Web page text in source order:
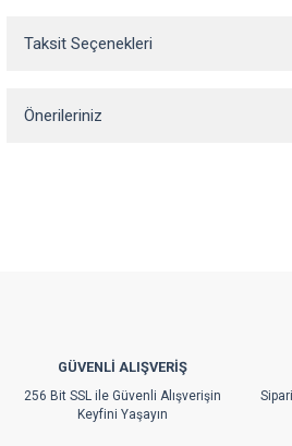
Taksit Seçenekleri
Önerileriniz
Ürün fiyatı diğer sitelerden daha pahalı.
Bu ürüne benzer farklı alternatifler
GÜVENLİ ALIŞVERİŞ
256 Bit SSL ile Güvenli Alışverişin
Keyfini Yaşayın